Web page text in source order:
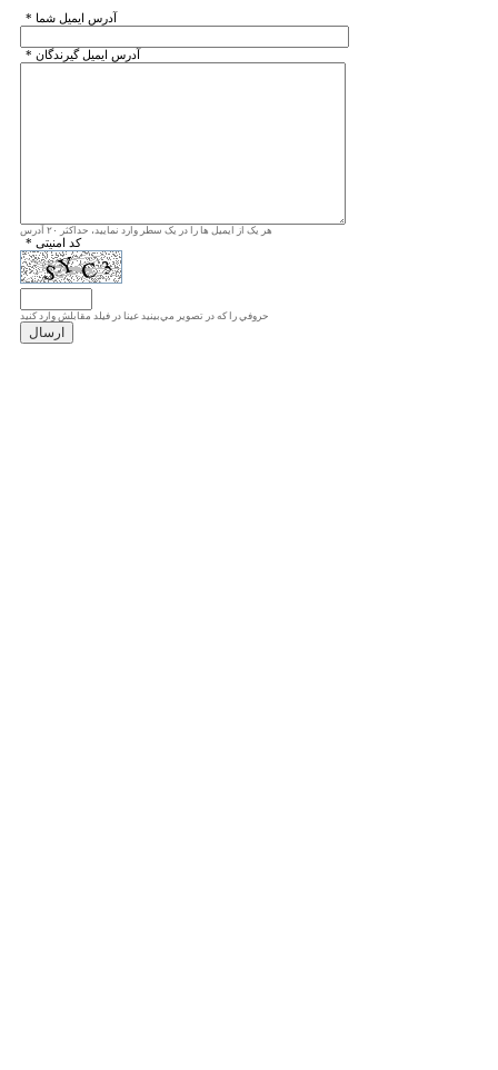
* آدرس ايميل شما
* آدرس ايميل گيرندگان
هر یک از ایمیل ها را در یک سطر وارد نمایید، حداکثر ۲۰ آدرس
* کد امنیتی
حروفي را كه در تصوير مي‌بينيد عينا در فيلد مقابلش وارد كنيد